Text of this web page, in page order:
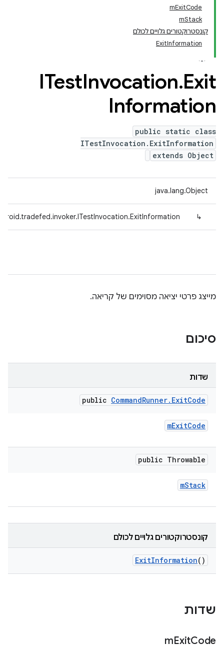
mExitCode
mStack
קונסטרוקטורים גלויים לכולם
ExitInformation
ITestInvocation.Exit
Information
public static class
ITestInvocation.ExitInformation
extends Object
java.lang.Object
↳
מייצג פרטי יציאה מסוימים של קריאה.
סיכום
שדות
public CommandRunner. ExitCode
mExitCode
public Throwable
mStack
קונסטרוקטורים גלויים לכולם
ExitInformation()
שדות
mExitCode